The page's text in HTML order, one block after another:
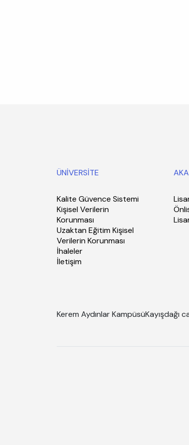
ÜNİVERSİTE
Kalite Güvence Sistemi
Kişisel Verilerin
Korunması
Uzaktan Eğitim Kişisel
Verilerin Korunması
İhaleler
İletişim
Kerem Aydınlar KampüsüKayışdağı